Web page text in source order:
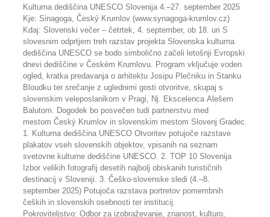
Kulturna dediščina UNESCO Slovenija 4.–27. september 2025
Kje: Sinagoga, Český Krumlov (www.synagoga-krumlov.cz)
Kdaj: Slovenski večer – četrtek, 4. september, ob 18. uri S
slovesnim odprtjem treh razstav projekta Slovenska kulturna
dediščina UNESCO se bodo simbolično začeli letošnji Evropski
dnevi dediščine v Českém Krumlovu. Program vključuje voden
ogled, kratka predavanja o arhitektu Josipu Plečniku in Stanku
Bloudku ter srečanje z uglednimi gosti otvoritve, skupaj s
slovenskim veleposlanikom v Pragi, Nj. Ekscelenca Alešem
Balutom. Dogodek bo posvečen tudi partnerstvu med
mestom Český Krumlov in slovenskim mestom Slovenj Gradec.
1. Kulturna dediščina UNESCO Otvoritev potujoče razstave
plakatov vseh slovenskih objektov, vpisanih na seznam
svetovne kulturne dediščine UNESCO. 2. TOP 10 Slovenija
Izbor velikih fotografij desetih najbolj obiskanih turističnih
destinacij v Sloveniji. 3. Češko-slovenske sledi (4.–8.
september 2025) Potujoča razstava portretov pomembnih
čeških in slovenskih osebnosti ter institucij.
Pokroviteljstvo: Odbor za izobraževanje, znanost, kulturo,